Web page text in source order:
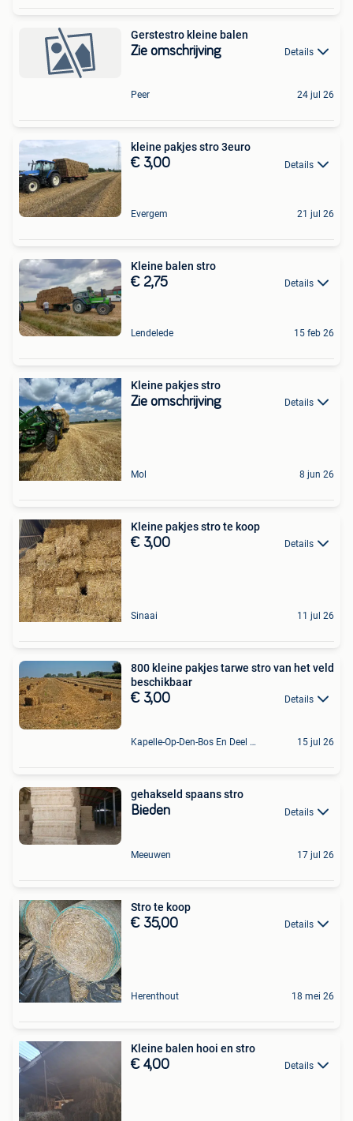
Gerstestro kleine balen
Zie omschrijving Details
Peer 24 jul 26
kleine pakjes stro 3euro
€ 3,00 Details
Evergem 21 jul 26
Kleine balen stro
€ 2,75 Details
Lendelede 15 feb 26
Kleine pakjes stro
Zie omschrijving Details
Mol 8 jun 26
Kleine pakjes stro te koop
€ 3,00 Details
Sinaai 11 jul 26
800 kleine pakjes tarwe stro van het veld
beschikbaar
€ 3,00 Details
Kapelle-Op-Den-Bos En Deel Van Zemst 15 jul 26
gehakseld spaans stro
Bieden Details
Meeuwen 17 jul 26
Stro te koop
€ 35,00 Details
Herenthout 18 mei 26
Kleine balen hooi en stro
€ 4,00 Details